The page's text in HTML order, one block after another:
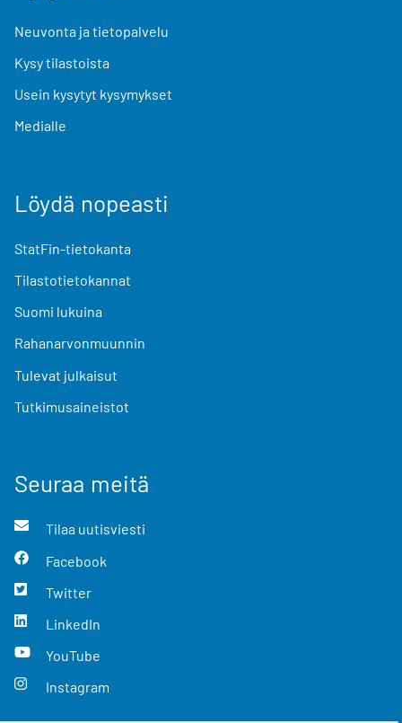
Neuvonta ja tietopalvelu
Kysy tilastoista
Usein kysytyt kysymykset
Medialle
Löydä nopeasti
StatFin-tietokanta
Tilastotietokannat
Suomi lukuina
Rahanarvonmuunnin
Tulevat julkaisut
Tutkimusaineistot
Seuraa meitä
Tilaa uutisviesti
Facebook
Twitter
LinkedIn
YouTube
Instagram